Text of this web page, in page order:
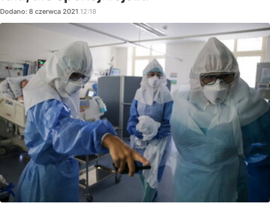
Dodano: 8 czerwca 2021 12:18